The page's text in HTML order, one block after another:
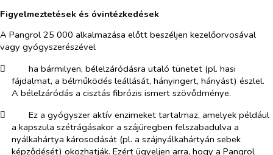
Figyelmeztetések és óvintézkedések
A Pangrol 25 000 alkalmazása előtt beszéljen kezelőorvosával
vagy gyógyszerészével
​
ha bármilyen, bélelzáródásra utaló tünetet (pl. hasi
fájdalmat, a bélműködés leállását, hányingert, hányást) észlel.
A bélelzáródás a cisztás fibrózis ismert szövődménye.
​
Ez a gyógyszer aktív enzimeket tartalmaz, amelyek például
a kapszula szétrágásakor a szájüregben felszabadulva a
nyálkahártya károsodását (pl. a szájnyálkahártyán sebek
képződését) okozhatják. Ezért ügyeljen arra, hogy a Pangrol